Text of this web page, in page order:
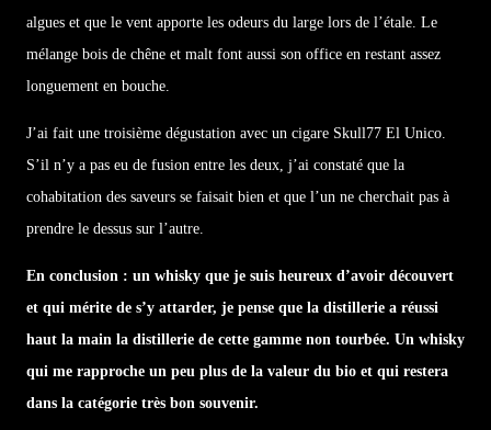
algues et que le vent apporte les odeurs du large lors de l’étale. Le
mélange bois de chêne et malt font aussi son office en restant assez
longuement en bouche.
J’ai fait une troisième dégustation avec un cigare Skull77 El Unico.
S’il n’y a pas eu de fusion entre les deux, j’ai constaté que la
cohabitation des saveurs se faisait bien et que l’un ne cherchait pas à
prendre le dessus sur l’autre.
En conclusion : un whisky que je suis heureux d’avoir découvert
et qui mérite de s’y attarder, je pense que la distillerie a réussi
haut la main la distillerie de cette gamme non tourbée. Un whisky
qui me rapproche un peu plus de la valeur du bio et qui restera
dans la catégorie très bon souvenir.